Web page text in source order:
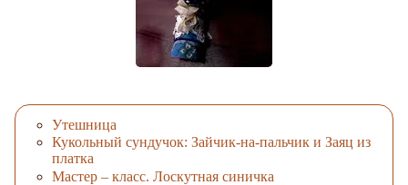
Утешница
Кукольный сундучок: Зайчик-на-пальчик и Заяц из
платка
Мастер – класс. Лоскутная синичка